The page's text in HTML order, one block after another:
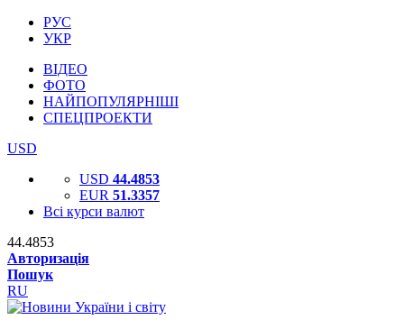
РУС
УКР
ВІДЕО
ФОТО
НАЙПОПУЛЯРНІШІ
СПЕЦПРОЕКТИ
USD
USD 44.4853
EUR 51.3357
Всі курси валют
44.4853
Авторизація
Пошук
RU